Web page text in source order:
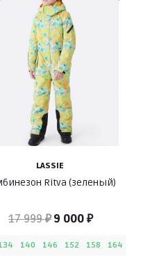
LASSIE
Ritva (зеленый)
17 999 ₽9 000 ₽
140 146 152 158 164